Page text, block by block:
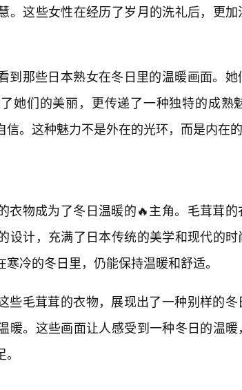
。这些女性在经历了岁月的洗礼后，更
到那些日本熟女在冬日里的温暖画面。
她们的美丽，更传递了一种独特的成熟
。这种魅力不是外在的光环，而是内在
衣物成为了冬日温暖的🔥主角。毛茸茸
设计，充满了日本传统的美学和现代的
冷的冬日里，仍能保持温暖和舒适。
些毛茸茸的衣物，展现出了一种别样的
暖。这些画面让人感受到一种冬日的温